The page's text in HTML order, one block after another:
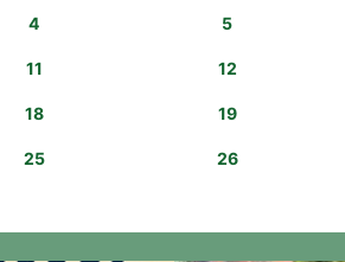
4 5
11 12
18 19
25 26